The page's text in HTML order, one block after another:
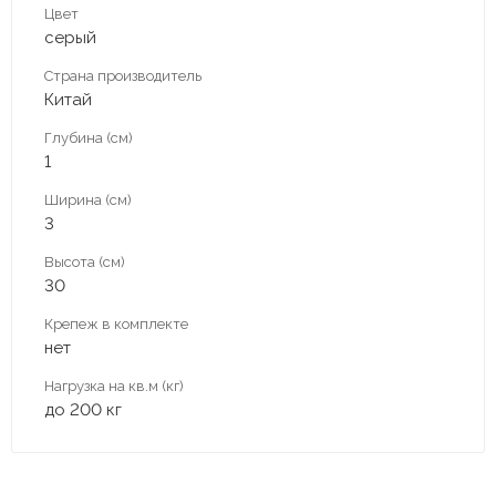
Цвет
серый
Страна производитель
Китай
Глубина (см)
1
Ширина (см)
3
Высота (см)
30
Крепеж в комплекте
нет
Нагрузка на кв.м (кг)
до 200 кг